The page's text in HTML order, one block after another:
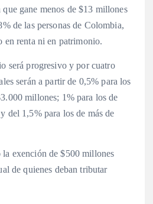
gane menos de $13 millones
de las personas de Colombia,
en renta ni en patrimonio.
será progresivo y por cuatro
serán a partir de 0,5% para los
millones; 1% para los de
del 1,5% para los de más de
exención de $500 millones
de quienes deban tributar